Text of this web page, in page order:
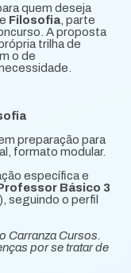
quem deseja
Filosofia , parte
A proposta
trilha de
o de
preparação para
formato modular.
específica e
Básico 3
seguindo o perfil
Carranza Cursos.
por se tratar de